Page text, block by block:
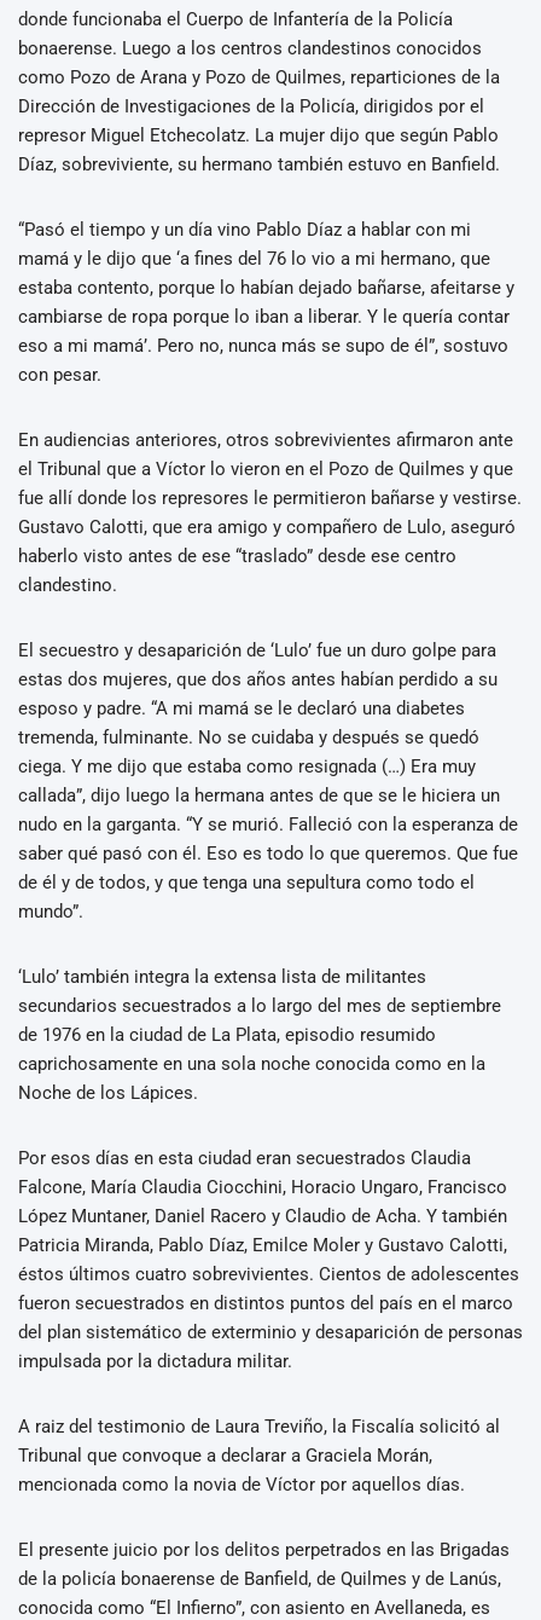
donde funcionaba el Cuerpo de Infantería de la Policía
bonaerense. Luego a los centros clandestinos conocidos
como Pozo de Arana y Pozo de Quilmes, reparticiones de la
Dirección de Investigaciones de la Policía, dirigidos por el
represor Miguel Etchecolatz. La mujer dijo que según Pablo
Díaz, sobreviviente, su hermano también estuvo en Banfield.
“Pasó el tiempo y un día vino Pablo Díaz a hablar con mi
mamá y le dijo que ‘a fines del 76 lo vio a mi hermano, que
estaba contento, porque lo habían dejado bañarse, afeitarse y
cambiarse de ropa porque lo iban a liberar. Y le quería contar
eso a mi mamá’. Pero no, nunca más se supo de él”, sostuvo
con pesar.
En audiencias anteriores, otros sobrevivientes afirmaron ante
el Tribunal que a Víctor lo vieron en el Pozo de Quilmes y que
fue allí donde los represores le permitieron bañarse y vestirse.
Gustavo Calotti, que era amigo y compañero de Lulo, aseguró
haberlo visto antes de ese “traslado” desde ese centro
clandestino.
El secuestro y desaparición de ‘Lulo’ fue un duro golpe para
estas dos mujeres, que dos años antes habían perdido a su
esposo y padre. “A mi mamá se le declaró una diabetes
tremenda, fulminante. No se cuidaba y después se quedó
ciega. Y me dijo que estaba como resignada (…) Era muy
callada”, dijo luego la hermana antes de que se le hiciera un
nudo en la garganta. “Y se murió. Falleció con la esperanza de
saber qué pasó con él. Eso es todo lo que queremos. Que fue
de él y de todos, y que tenga una sepultura como todo el
mundo”.
‘Lulo’ también integra la extensa lista de militantes
secundarios secuestrados a lo largo del mes de septiembre
de 1976 en la ciudad de La Plata, episodio resumido
caprichosamente en una sola noche conocida como en la
Noche de los Lápices.
Por esos días en esta ciudad eran secuestrados Claudia
Falcone, María Claudia Ciocchini, Horacio Ungaro, Francisco
López Muntaner, Daniel Racero y Claudio de Acha. Y también
Patricia Miranda, Pablo Díaz, Emilce Moler y Gustavo Calotti,
éstos últimos cuatro sobrevivientes. Cientos de adolescentes
fueron secuestrados en distintos puntos del país en el marco
del plan sistemático de exterminio y desaparición de personas
impulsada por la dictadura militar.
A raiz del testimonio de Laura Treviño, la Fiscalía solicitó al
Tribunal que convoque a declarar a Graciela Morán,
mencionada como la novia de Víctor por aquellos días.
El presente juicio por los delitos perpetrados en las Brigadas
de la policía bonaerense de Banfield, de Quilmes y de Lanús,
conocida como “El Infierno”, con asiento en Avellaneda, es